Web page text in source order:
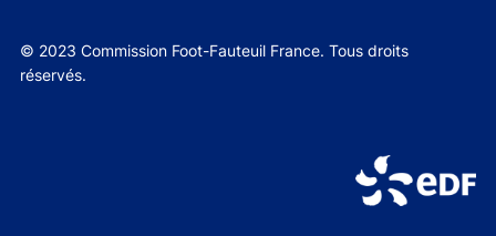
© 2023 Commission Foot-Fauteuil France. Tous droits
réservés.